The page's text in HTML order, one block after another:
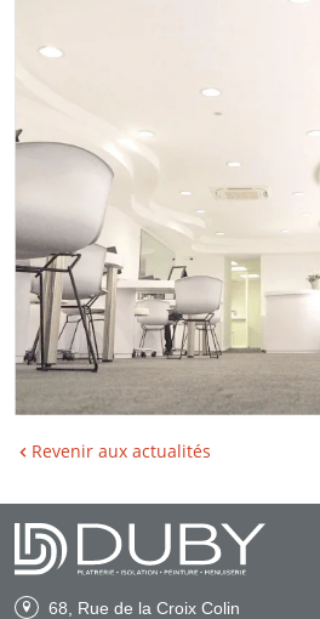
Revenir aux actualités
68, Rue de la Croix Colin